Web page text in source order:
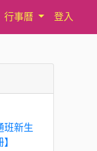
行事曆 登入
班新生